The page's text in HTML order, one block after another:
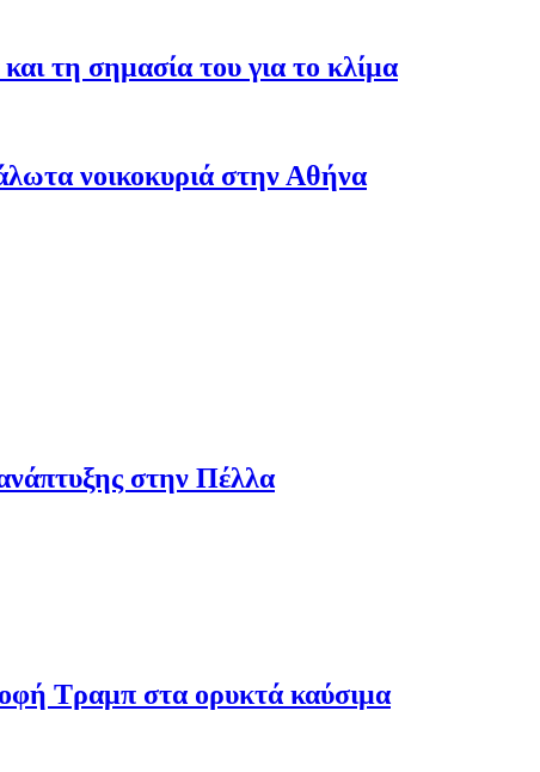
τη σημασία του για το κλίμα
νοικοκυριά στην Αθήνα
στην Πέλλα
Τραμπ στα ορυκτά καύσιμα